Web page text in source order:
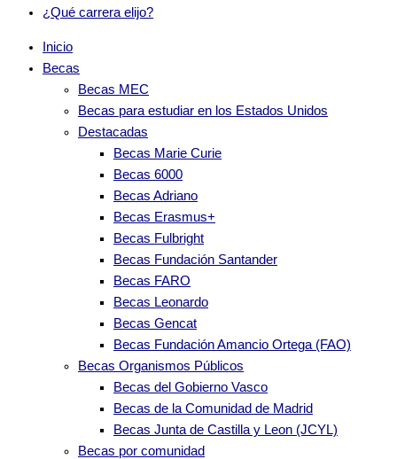
¿Qué carrera elijo?
Inicio
Becas
Becas MEC
Becas para estudiar en los Estados Unidos
Destacadas
Becas Marie Curie
Becas 6000
Becas Adriano
Becas Erasmus+
Becas Fulbright
Becas Fundación Santander
Becas FARO
Becas Leonardo
Becas Gencat
Becas Fundación Amancio Ortega (FAO)
Becas Organismos Públicos
Becas del Gobierno Vasco
Becas de la Comunidad de Madrid
Becas Junta de Castilla y Leon (JCYL)
Becas por comunidad